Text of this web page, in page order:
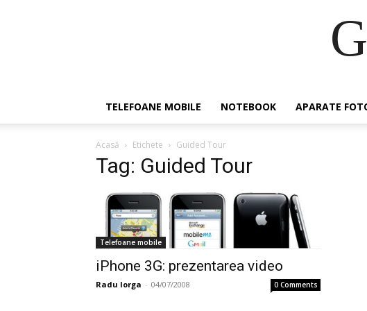
TELEFOANE MOBILE NOTEBOOK APARATE
Acasă Etichete Guided Tour
Tag: Guided Tour
Telefoane mobile
iPhone 3G: prezentarea video
Radu Iorga - 04/07/2008 0 Comments